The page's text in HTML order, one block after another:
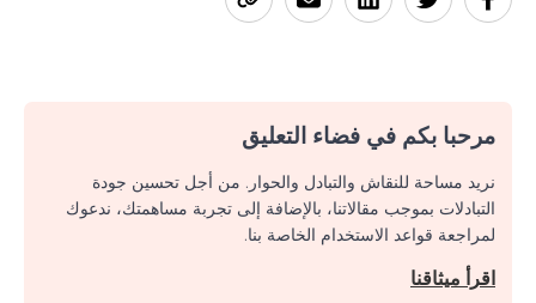
مرحبا بكم في فضاء التعليق
نريد مساحة للنقاش والتبادل والحوار. من أجل تحسين جودة
التبادلات بموجب مقالاتنا، بالإضافة إلى تجربة مساهمتك، ندعوك
لمراجعة قواعد الاستخدام الخاصة بنا.
اقرأ ميثاقنا